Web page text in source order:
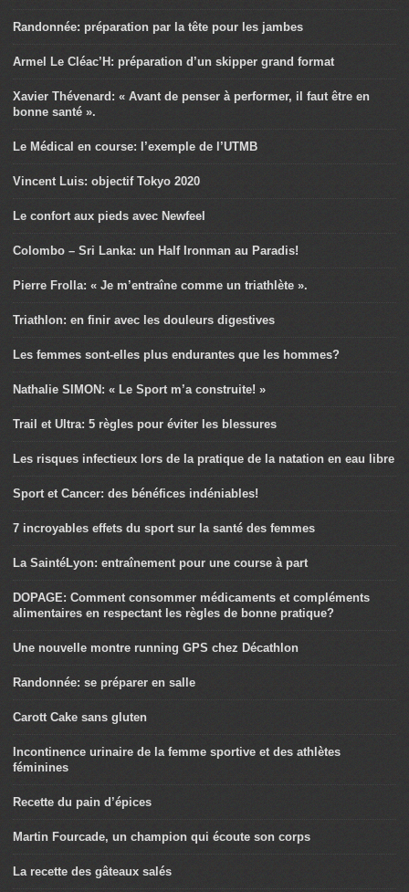
Randonnée: préparation par la tête pour les jambes
Armel Le Cléac’H: préparation d’un skipper grand format
Xavier Thévenard: « Avant de penser à performer, il faut être en
bonne santé ».
Le Médical en course: l’exemple de l’UTMB
Vincent Luis: objectif Tokyo 2020
Le confort aux pieds avec Newfeel
Colombo – Sri Lanka: un Half Ironman au Paradis!
Pierre Frolla: « Je m’entraîne comme un triathlète ».
Triathlon: en finir avec les douleurs digestives
Les femmes sont-elles plus endurantes que les hommes?
Nathalie SIMON: « Le Sport m’a construite! »
Trail et Ultra: 5 règles pour éviter les blessures
Les risques infectieux lors de la pratique de la natation en eau libre
Sport et Cancer: des bénéfices indéniables!
7 incroyables effets du sport sur la santé des femmes
La SaintéLyon: entraînement pour une course à part
DOPAGE: Comment consommer médicaments et compléments
alimentaires en respectant les règles de bonne pratique?
Une nouvelle montre running GPS chez Décathlon
Randonnée: se préparer en salle
Carott Cake sans gluten
Incontinence urinaire de la femme sportive et des athlètes
féminines
Recette du pain d’épices
Martin Fourcade, un champion qui écoute son corps
La recette des gâteaux salés